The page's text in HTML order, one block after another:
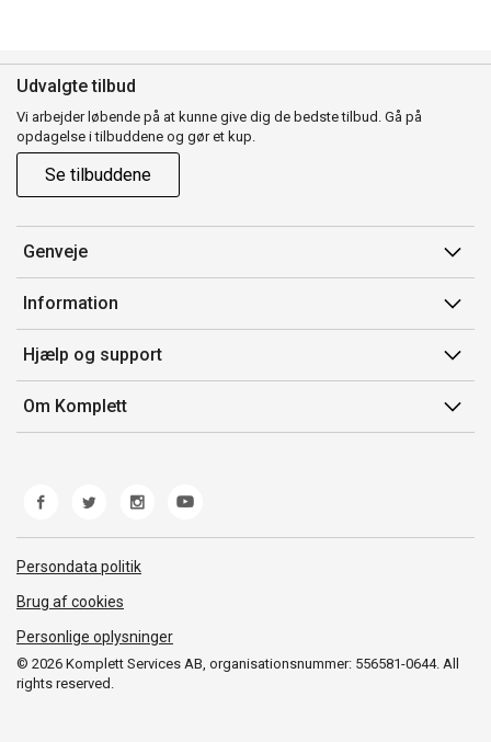
Udvalgte tilbud
Vi arbejder løbende på at kunne give dig de bedste tilbud. Gå på
opdagelse i tilbuddene og gør et kup.
Se tilbuddene
Genveje
Min side
Ordrehistorik
Gavekort
Information
Salgsbetingelser
Mærker/producent
Fortrydelsesret
Hjælp og support
Kontakt os
Kundeservice
Fejl/Mangler
Fragt og levering
Om Komplett
© 2026 Komplett Services AB, organisationsnummer: 556581-0644. All
rights reserved.
Persondata politik
Brug af cookies
Personlige oplysninger